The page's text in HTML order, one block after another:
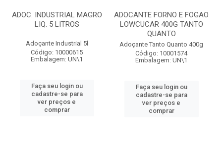
ADOC. INDUSTRIAL MAGRO
LIQ. 5 LITROS
Adoçante Industrial 5l
Código: 10000615
Embalagem: UN\1
Faça seu login ou
cadastre-se para
ver preços e
comprar
ADOCANTE FORNO E FOGAO
LOWCUCAR 400G TANTO
QUANTO
Adoçante Tanto Quanto 400g
Código: 10001574
Embalagem: UN\1
Faça seu login ou
cadastre-se para
ver preços e
comprar